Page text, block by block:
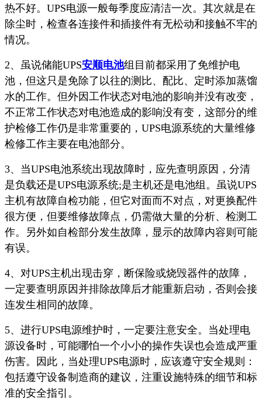
热不好。UPS电源一般每季度应清洁一次。其次就是在
除尘时，检查各连接件和插接件有无松动和接触不牢的
情况。
2、虽说储能UPS安顺电池组目前都采用了免维护电
池，但这只是免除了以往的测比、配比、定时添加蒸馏
水的工作。但外因工作状态对电池的影响并没有改变，
不正常工作状态对电池造成的影响没有变，这部分的维
护检修工作仍是非常重要的，UPS电源系统的大量维修
检修工作主要在电池部分。
3、当UPS电池系统出现故障时，应先查明原因，分清
是负载还是UPS电源系统;是主机还是电池组。虽说UPS
主机有故障自检功能，但它对面而不对点，对更换配件
很方便，但要维修故障点，仍需做大量的分析、检测工
作。另外如自检部分发生故障，显示的故障内容则可能
有误。
4、对UPS主机出现击穿，断保险或烧毁器件的故障，
一定要查明原因并排除故障后才能重新启动，否则会接
连发生相同的故障。
5、进行UPS电源维护时，一定要注意安全。当处理电
源设备时，可能哪怕一个小小的操作失误也会造成严重
伤害。因此，当处理UPS电源时，应该遵守安全规则：
包括遵守设备制造商的建议，注重设施特殊的细节和标
准的安全指引。